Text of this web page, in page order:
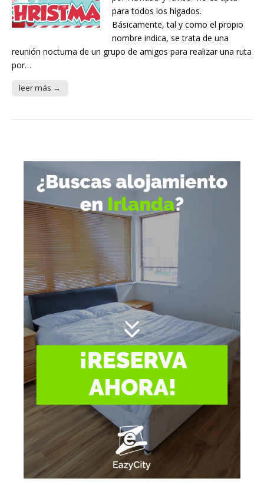
para todos los hígados.
Básicamente, tal y como el propio
nombre indica, se trata de una
reunión nocturna de un grupo de amigos para realizar una ruta
por…
leer más →